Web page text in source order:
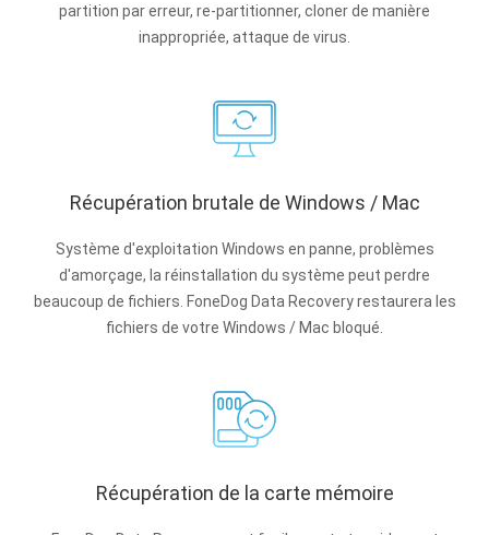
partition par erreur, re-partitionner, cloner de manière
inappropriée, attaque de virus.
Récupération brutale de Windows / Mac
Système d'exploitation Windows en panne, problèmes
d'amorçage, la réinstallation du système peut perdre
beaucoup de fichiers. FoneDog Data Recovery restaurera les
fichiers de votre Windows / Mac bloqué.
Récupération de la carte mémoire